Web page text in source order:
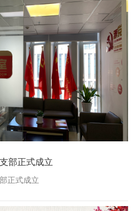
部正式成立
正式成立